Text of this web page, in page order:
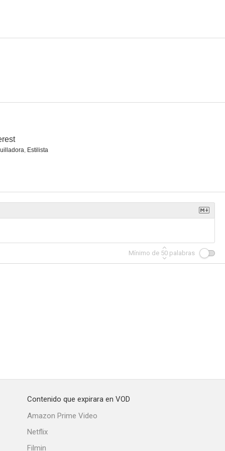
, Estilista
Mínimo de 50 palabras
Contenido que expirara en VOD
Amazon Prime Video
Netflix
Filmin